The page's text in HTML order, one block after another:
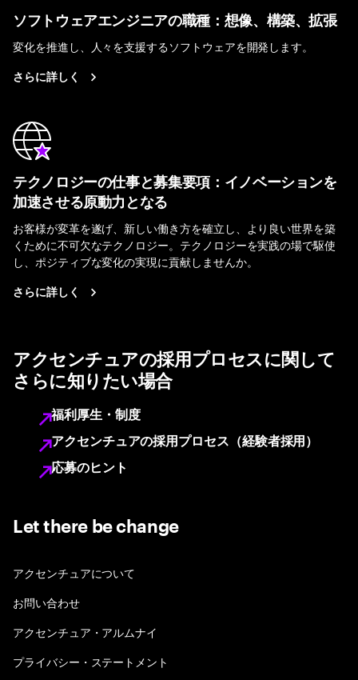
ソフトウェアエンジニアの職種：想像、構築、拡張
変化を推進し、人々を支援するソフトウェアを開発します。
さらに詳しく
テクノロジーの仕事と募集要項：イノベーションを
加速させる原動力となる
お客様が変革を遂げ、新しい働き方を確立し、より良い世界を築
くために不可欠なテクノロジー。テクノロジーを実践の場で駆使
し、ポジティブな変化の実現に貢献しませんか。
さらに詳しく
アクセンチュアの採用プロセスに関して
さらに知りたい場合
福利厚生・制度
アクセンチュアの採用プロセス（経験者採用）
応募のヒント
Let there be change
アクセンチュアについて
お問い合わせ
アクセンチュア・アルムナイ
プライバシー・ステートメント